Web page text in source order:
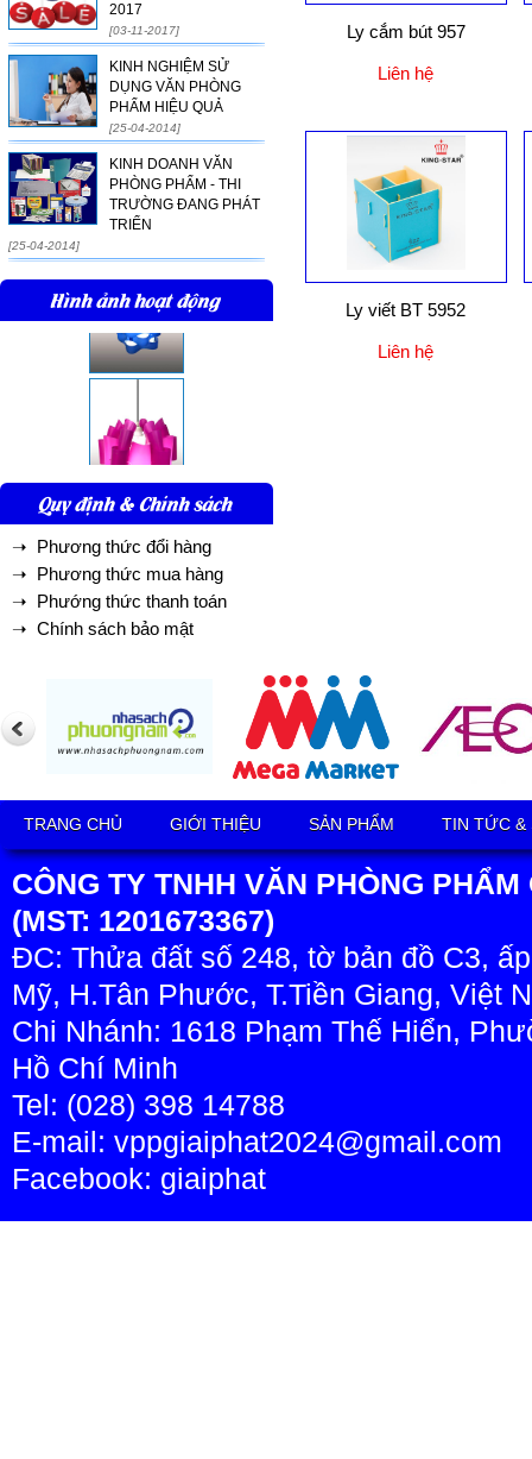
2017
[03-11-2017]
KINH NGHIỆM SỬ
DỤNG VĂN PHÒNG
PHẨM HIỆU QUẢ
[25-04-2014]
KINH DOANH VĂN
PHÒNG PHẨM - THI
TRƯỜNG ĐANG PHÁT
TRIỂN
[25-04-2014]
Hình ảnh hoạt động
Quy định & Chính sách
➝ Phương thức đổi hàng
➝ Phương thức mua hàng
➝ Phướng thức thanh toán
➝ Chính sách bảo mật
Ly cắm bút 957
Liên hệ
Ly viết BT 5952
Liên hệ
TRANG CHỦ GIỚI THIỆU SẢN PHẨM TIN TỨC &
CÔNG TY TNHH VĂN PHÒNG PHẨM
(MST: 1201673367)
ĐC: Thửa đất số 248, tờ bản đồ C3,
Mỹ, H.Tân Phước, T.Tiền Giang, Việt
Chi Nhánh: 1618 Phạm Thế Hiển,
Hồ Chí Minh
Tel: (028) 398 14788
E-mail: vppgiaiphat2024@gmail.com
Facebook: giaiphat